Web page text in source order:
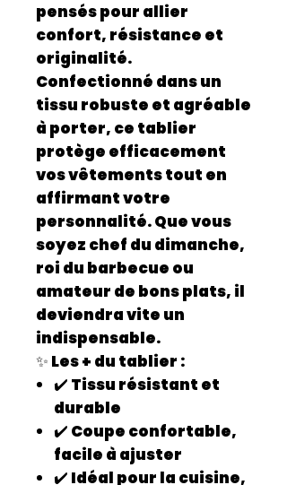
pensés pour allier
confort, résistance et
originalité.
Confectionné dans un
tissu robuste et agréable
à porter, ce tablier
protège efficacement
vos vêtements tout en
affirmant votre
personnalité. Que vous
soyez chef du dimanche,
roi du barbecue ou
amateur de bons plats, il
deviendra vite un
indispensable.
✨ Les + du tablier :
✔️ Tissu résistant et
durable
✔️ Coupe confortable,
facile à ajuster
✔️ Idéal pour la cuisine,